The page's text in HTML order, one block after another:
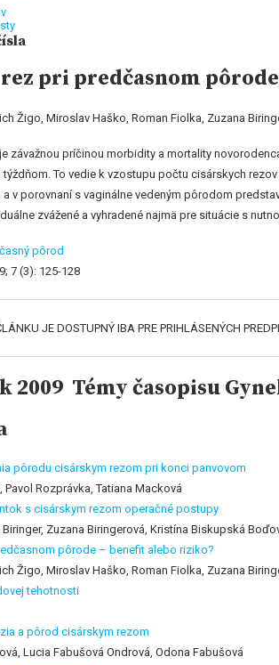
pri predčasnom
Žigo, Miroslav Haško, Roman Fiolka, Zuzana
závažnou príčinou morbidity a mortality
To vedie k vzostupu počtu cisárskych
a v porovnaní s vaginálne vedeným pôrodom
zvážené a vyhradené najmä pre situácie s
pôrod
7 (3): 125-128
JE DOSTUPNÝ IBA PRE PRIHLÁSENÝCH
2009 Témy časopisu
pôrodu cisárskym rezom pri konci panvovom
Rozprávka, Tatiana Macková
s cisárskym rezom operačné postupy
Zuzana Biringerová, Kristína Biskupská
pôrode – benefit alebo riziko?
Žigo, Miroslav Haško, Roman Fiolka, Zuzana
tehotnosti
a pôrod cisárskym rezom
Lucia Fabušová Ondrová, Odona Fabušová